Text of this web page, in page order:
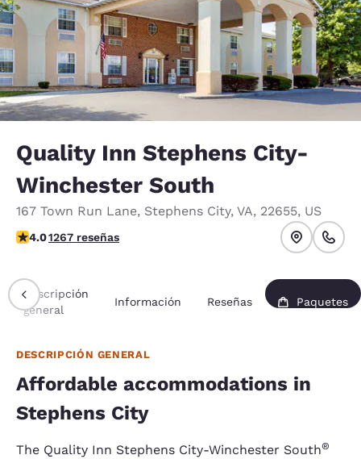
Quality Inn Stephens City-
Winchester South
167 Town Run Lane, Stephens City, VA, 22655, US
calificación de 3.98 estrellas. Bueno.
4.01267 reseñas
Descripción
general
Información Reseñas Paquetes
DESCRIPCIÓN GENERAL
Affordable accommodations in
Stephens City
The Quality Inn Stephens City-Winchester South®